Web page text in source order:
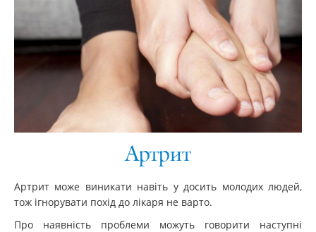
Артрит
Артрит може виникати навіть у досить молодих людей,
тож ігнорувати похід до лікаря не варто.
Про наявність проблеми можуть говорити наступні